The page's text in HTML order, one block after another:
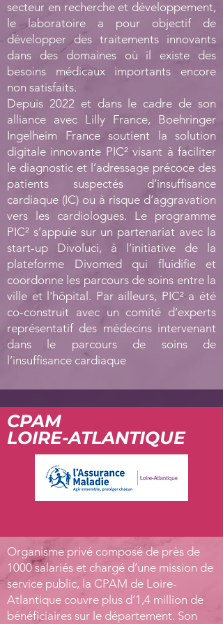
secteur en recherche et développement,
le laboratoire a pour objectif de
développer des traitements innovants
dans des domaines où il existe des
besoins médicaux importants encore
non satisfaits.
Depuis 2022 et dans le cadre de son
alliance avec Lilly France, Boehringer
Ingelheim France soutient la solution
digitale innovante PIC² visant à faciliter
le diagnostic et l’adressage précoce des
patients suspectés d’insuffisance
cardiaque (IC) ou à risque d’aggravation
vers les cardiologues. Le programme
PIC² s’appuie sur un partenariat avec la
start-up Divoluci, à l’initiative de la
plateforme Divomed qui fluidifie et
coordonne les parcours de soins entre la
ville et l'hôpital. Par ailleurs, PIC² a été
co-construit avec un comité d’experts
représentatif des médecins intervenant
dans le parcours de soins de
l’insuffisance cardiaque
CPAM
LOIRE-ATLANTIQUE
Organisme privé composé de près de
1000 salariés et chargé d’une mission de
service public, la CPAM de Loire-
Atlantique couvre plus d’1,4 million de
bénéficiaires sur le département. Son